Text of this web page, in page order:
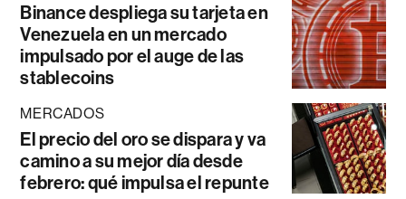
Binance despliega su tarjeta en
Venezuela en un mercado
impulsado por el auge de las
stablecoins
MERCADOS
El precio del oro se dispara y va
camino a su mejor día desde
febrero: qué impulsa el repunte